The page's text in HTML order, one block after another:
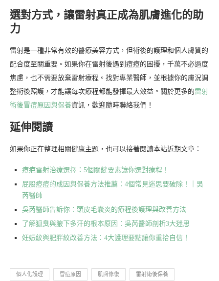
選對方式，讓雷射真正成為肌膚進化的助
力
雷射是一種非常有效的醫療美容方式，但術後的護理和個人膚質的
配合度至關重要。如果你在雷射後遇到痘痘的困擾，千萬不必過度
焦慮，也不需要放棄雷射療程。找對專業醫師，並根據你的膚況調
整術後照護，才能讓每次療程都能發揮最大效益。關於更多的雷射
術後冒痘原因與保養資訊，歡迎隨時聯絡我們！
延伸閱讀
如果你正在整理相關健康主題，也可以接著閱讀本站近期文章：
痘疤雷射治療選擇：5個關鍵要素讓你選對療程！
屁股痘痘的成因與保養方法推薦：4個常見迷思要破除！｜吳
芮醫師
吳芮醫師告訴你：頭皮毛囊炎的療程後護理與改善方法
了解狐臭與腋下多汗的根本原因：吳芮醫師剖析3大迷思
妊娠紋與肥胖紋改善方法：4大護理要點讓你重拾自信！
個人化護理 冒痘原因 肌膚修復 雷射術後保養